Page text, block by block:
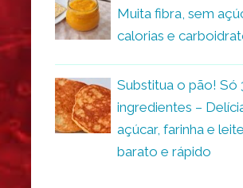
Muita fibra, sem
calorias e
Substitua o pão! Só
ingredientes –
açúcar, farinha e
barato e rápido